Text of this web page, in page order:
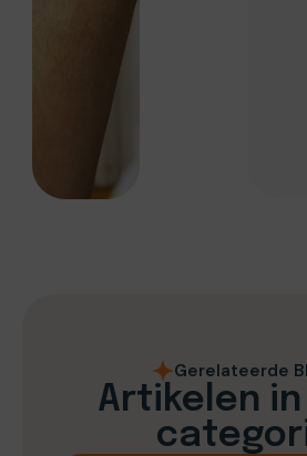
Gerelateerde
Artikelen in